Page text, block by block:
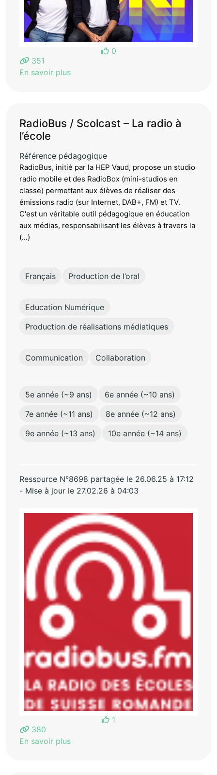
0
351
En savoir plus
RadioBus / Scolcast – La radio à
l’école
Référence pédagogique
RadioBus, initié par la HEP Vaud, propose un studio
radio mobile et des RadioBox (mini-studios en
classe) permettant aux élèves de réaliser des
émissions radio (sur Internet, DAB+, FM) et TV.
C'est un véritable outil pédagogique en éducation
aux médias, responsabilisant les élèves à travers la
(...)
Français Production de l’oral
Education Numérique
Production de réalisations médiatiques
Communication Collaboration
5e année (~9 ans)
6e année (~10 ans)
7e année (~11 ans)
8e année (~12 ans)
9e année (~13 ans)
10e année (~14 ans)
Ressource N°8698 partagée le 26.06.25 à 17:12
- Mise à jour le 27.02.26 à 04:03
1
380
En savoir plus